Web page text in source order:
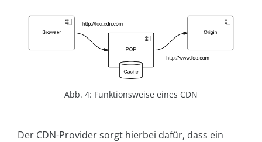
Abb. 4: Funktionsweise eines CDN
Der CDN-Provider sorgt hierbei dafür, dass ein